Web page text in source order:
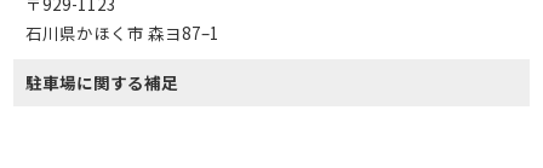
石川県かほく市 森ヨ87–1
駐車場に関する補足